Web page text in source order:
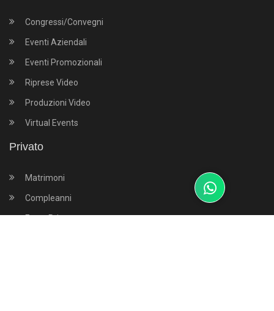
Congressi/Convegni
Eventi Aziendali
Eventi Promozionali
Riprese Video
Produzioni Video
Virtual Events
Privato
Matrimoni
Compleanni
Feste Private